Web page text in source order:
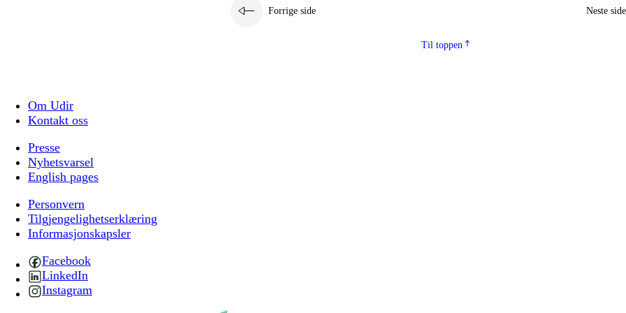
Forrige side Neste side
Til toppen
Om Udir
Kontakt oss
Presse
Nyhetsvarsel
English pages
Personvern
Tilgjengelighetserklæring
Informasjonskapsler
Facebook
LinkedIn
Instagram